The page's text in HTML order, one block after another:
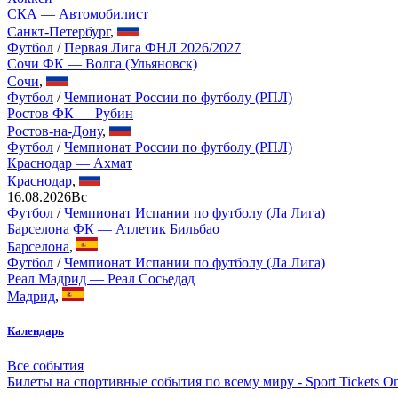
СКА — Автомобилист
Санкт-Петербург,
Футбол /Первая Лига ФНЛ 2026/2027
Сочи ФК — Волга (Ульяновск)
Сочи,
Футбол /Чемпионат России по футболу (РПЛ)
Ростов ФК — Рубин
Ростов-на-Дону,
Футбол /Чемпионат России по футболу (РПЛ)
Краснодар — Ахмат
Краснодар,
16.08.2026Вс
Футбол /Чемпионат Испании по футболу (Ла Лига)
Барселона ФК — Атлетик Бильбао
Барселона,
Футбол /Чемпионат Испании по футболу (Ла Лига)
Реал Мадрид — Реал Сосьедад
Мадрид,
Календарь
Все события
Билеты на спортивные события по всему миру - Sport Tickets